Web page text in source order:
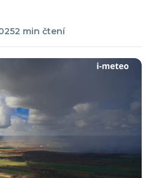
2 min čtení